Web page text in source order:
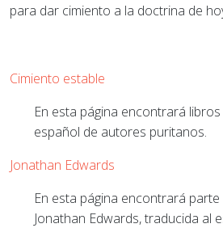
para dar cimiento a la doctrina de
Cimiento estable
En esta página encontrará
español de autores puritanos.
Jonathan Edwards
En esta página encontrará
Jonathan Edwards, traducida al